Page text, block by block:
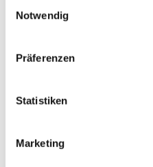
Notwendig
Präferenzen
Statistiken
Marketing
Georgstraße 2
26160 Bad Zwischenahn
Hier kannst du dich per
+4915209305841